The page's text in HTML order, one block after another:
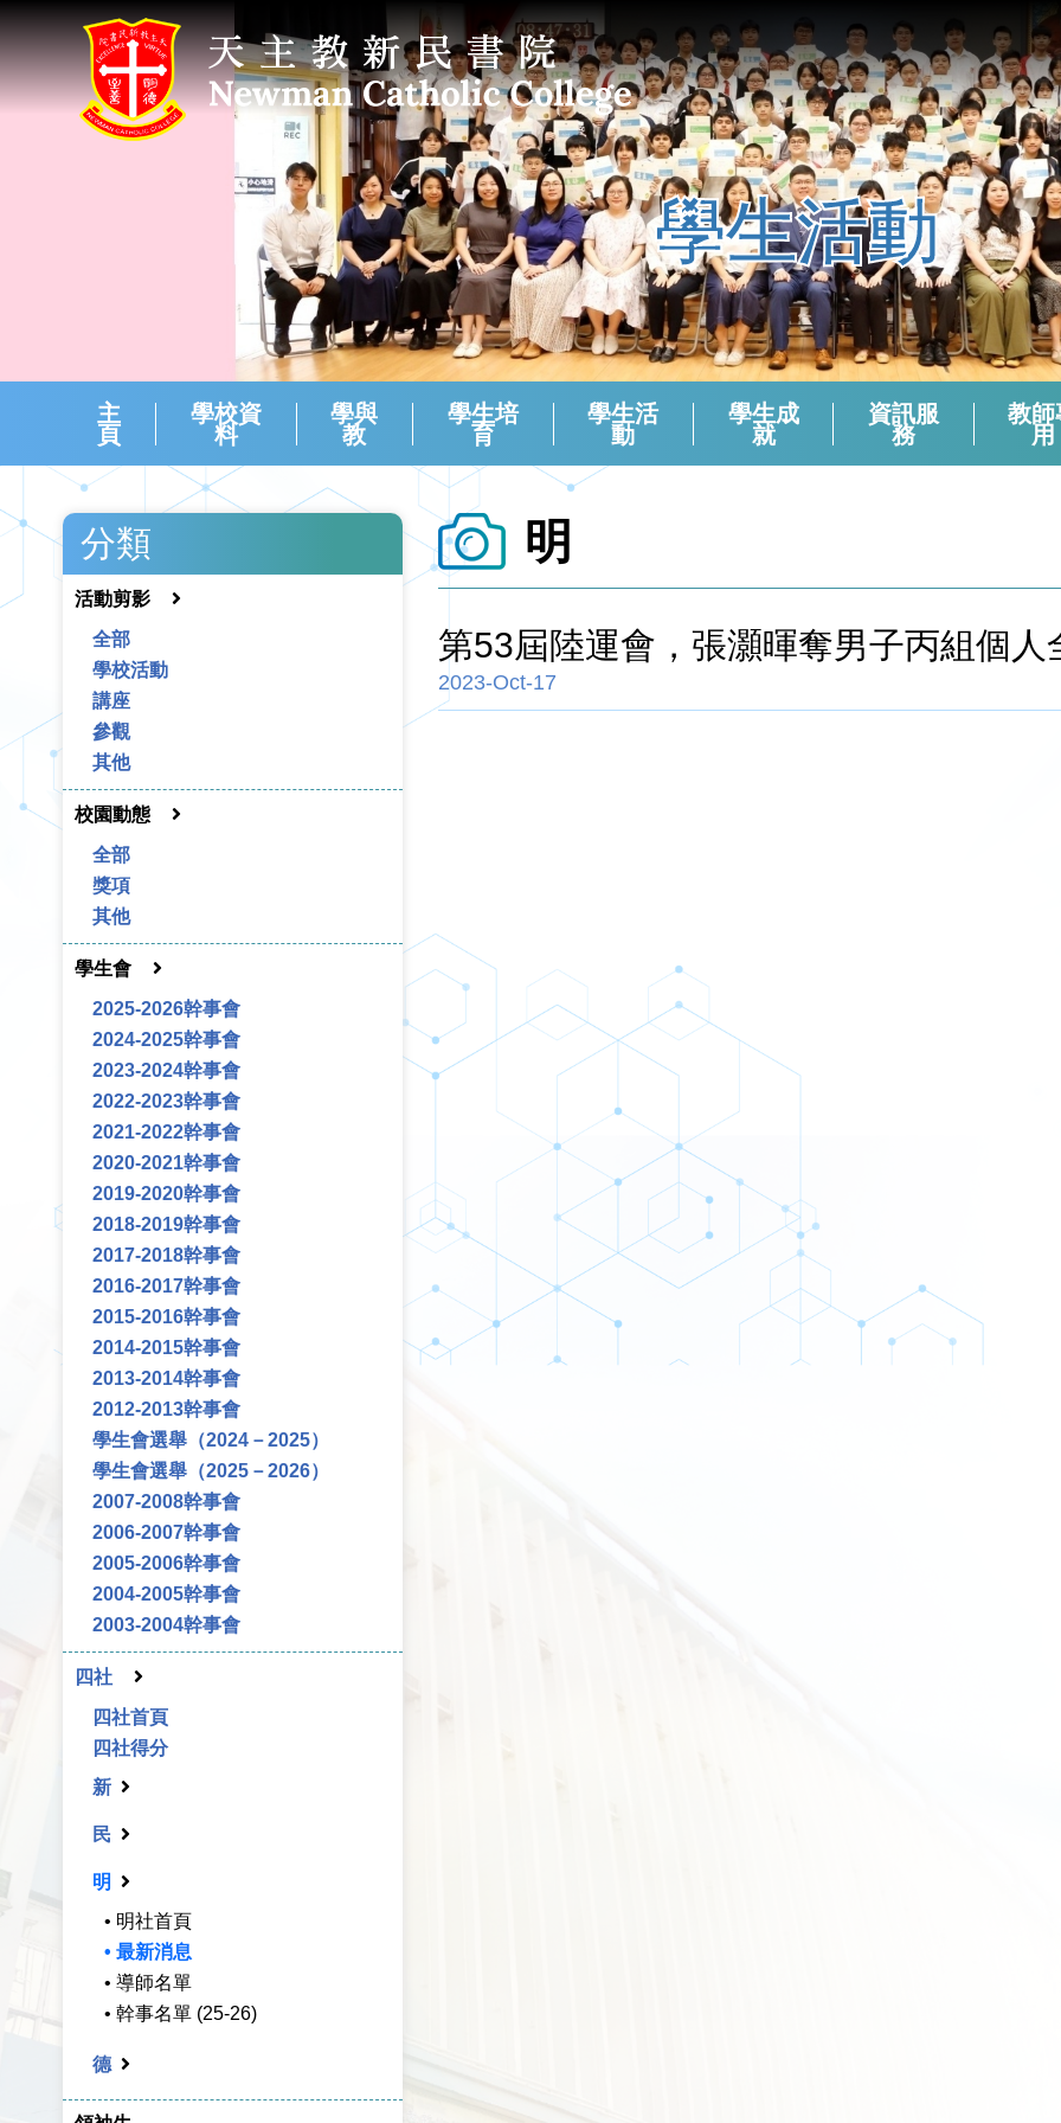
學生活動
主
頁
學校資
料
學與
教
學生培
育
學生活
動
學生成
就
資訊服
務
教師
用
分類
活動剪影
全部
學校活動
講座
參觀
其他
校園動態
全部
獎項
其他
學生會
2025-2026幹事會
2024-2025幹事會
2023-2024幹事會
2022-2023幹事會
2021-2022幹事會
2020-2021幹事會
2019-2020幹事會
2018-2019幹事會
2017-2018幹事會
2016-2017幹事會
2015-2016幹事會
2014-2015幹事會
2013-2014幹事會
2012-2013幹事會
學生會選舉（2024－2025）
學生會選舉（2025－2026）
2007-2008幹事會
2006-2007幹事會
2005-2006幹事會
2004-2005幹事會
2003-2004幹事會
四社
四社首頁
四社得分
新
民
明
• 明社首頁
• 最新消息
• 導師名單
• 幹事名單 (25-26)
德
明
第53屆陸運會，張灝暉奪男子丙組個人
2023-Oct-17